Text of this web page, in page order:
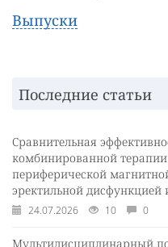
Выпуски
Последние статьи
Сравнительная
комбинированной
периферической
эректильной
24.07.2026 10 0
Мультидисциплинарный